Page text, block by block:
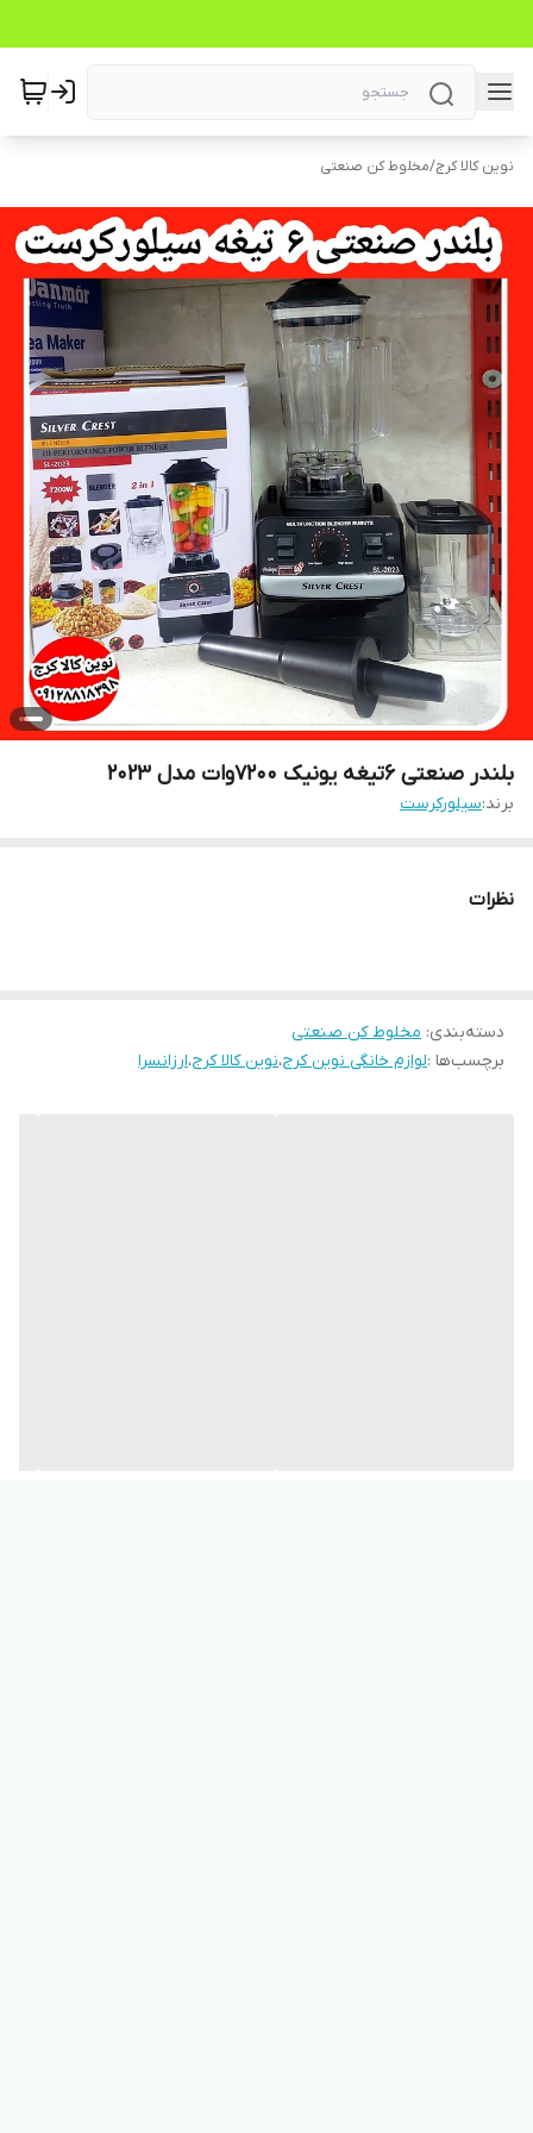
نوین کالا کرج/مخلوط کن صنعتی
بلندر صنعتی ۶تیغه یونیک ۷۲۰۰وات مدل ۲۰۲۳
برند:سیلورکرست
نظرات
دسته‌بندی: مخلوط کن صنعتی
برچسب‌ها :لوازم خانگی نوین کرج،نوین کالا کرج،ارزانسرا